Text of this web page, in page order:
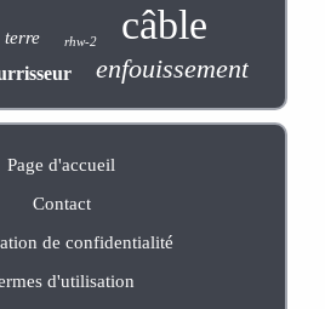
terre rhw-2 câble
enfouissement
Page d'accueil
Contact
de confidentialité
d'utilisation